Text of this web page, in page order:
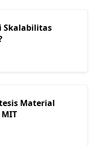
Skalabilitas
Material